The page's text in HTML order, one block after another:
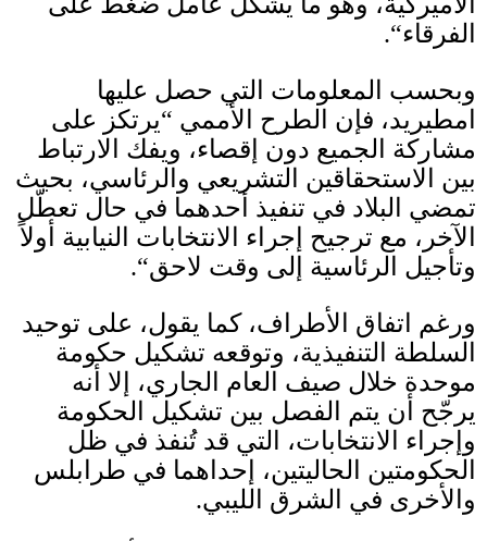
الفرقاء“.
وبحسب المعلومات التي حصل عليها
امطيريد، فإن الطرح الأممي “يرتكز على
مشاركة الجميع دون إقصاء، ويفك الارتباط
بين الاستحقاقين التشريعي والرئاسي، بحيث
تمضي البلاد في تنفيذ أحدهما في حال تعطّل
الآخر، مع ترجيح إجراء الانتخابات النيابية أولاً
وتأجيل الرئاسية إلى وقت لاحق“.
ورغم اتفاق الأطراف، كما يقول، على توحيد
السلطة التنفيذية، وتوقعه تشكيل حكومة
موحدة خلال صيف العام الجاري، إلا أنه
يرجّح أن يتم الفصل بين تشكيل الحكومة
وإجراء الانتخابات، التي قد تُنفذ في ظل
الحكومتين الحاليتين، إحداهما في طرابلس
والأخرى في الشرق الليبي.